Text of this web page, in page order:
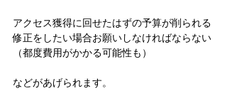
アクセス獲得に回せたはずの予算が削られる
修正をしたい場合お願いしなければならない
（都度費用がかかる可能性も）
などがあげられます。